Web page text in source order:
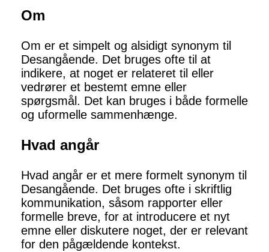
Om
Om er et simpelt og alsidigt synonym til
Desangående. Det bruges ofte til at
indikere, at noget er relateret til eller
vedrører et bestemt emne eller
spørgsmål. Det kan bruges i både formelle
og uformelle sammenhænge.
Hvad angår
Hvad angår er et mere formelt synonym til
Desangående. Det bruges ofte i skriftlig
kommunikation, såsom rapporter eller
formelle breve, for at introducere et nyt
emne eller diskutere noget, der er relevant
for den pågældende kontekst.